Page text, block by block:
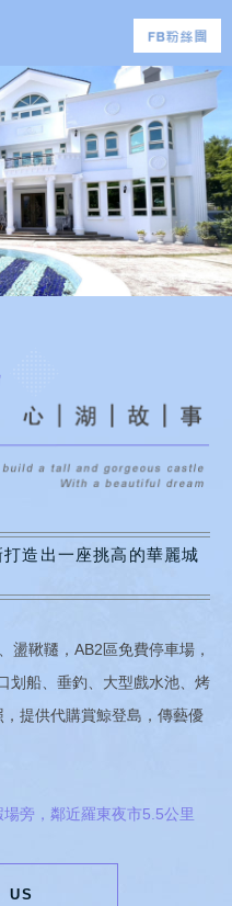
造出一座挑高的華麗城
盪鞦韆，AB2區免費停車場，
划船、垂釣、大型戲水池、烤
提供代購賞鯨登島，傳藝優
旁，鄰近羅東夜市5.5公里
US